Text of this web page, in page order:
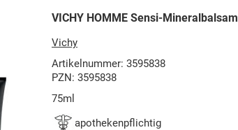
VICHY HOMME Sensi-Mineralbalsam
Vichy
Artikelnummer: 3595838
PZN: 3595838
75ml
apothekenpflichtig